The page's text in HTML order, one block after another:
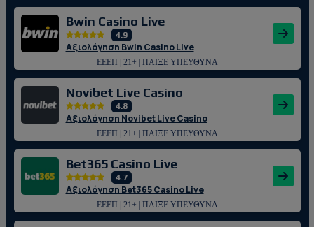
Bwin Casino Live
4.9
Αξιολόγηση Bwin Casino Live
ΕΕΕΠ | 21+ | ΠΑΙΞΕ ΥΠΕΥΘΥΝΑ
Novibet Live Casino
4.8
Αξιολόγηση Novibet Live Casino
ΕΕΕΠ | 21+ | ΠΑΙΞΕ ΥΠΕΥΘΥΝΑ
Bet365 Casino Live
4.7
Αξιολόγηση Bet365 Casino Live
ΕΕΕΠ | 21+ | ΠΑΙΞΕ ΥΠΕΥΘΥΝΑ